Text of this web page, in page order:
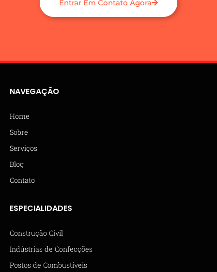
Entrar Em Contato Agora
NAVEGAÇÃO
Home
Sobre
Serviços
Blog
Contato
ESPECIALIDADES
Construção Civil
Indústrias de Confecções
Postos de Combustíveis